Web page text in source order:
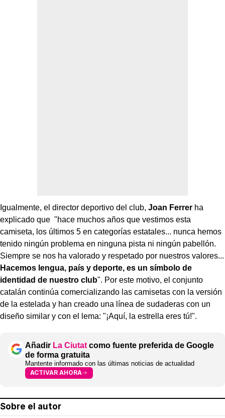
Igualmente, el director deportivo del club, Joan Ferrer ha
explicado que "hace muchos años que vestimos esta
camiseta, los últimos 5 en categorías estatales... nunca hemos
tenido ningún problema en ninguna pista ni ningún pabellón.
Siempre se nos ha valorado y respetado por nuestros valores...
Hacemos lengua, país y deporte, es un símbolo de
identidad de nuestro club". Por este motivo, el conjunto
catalán continúa comercializando las camisetas con la versión
de la estelada y han creado una línea de sudaderas con un
diseño similar y con el lema: "¡Aquí, la estrella eres tú!".
Añadir La Ciutat como fuente preferida de Google
de forma gratuita
Mantente informado con las últimas noticias de actualidad
ACTIVAR AHORA
Sobre el autor